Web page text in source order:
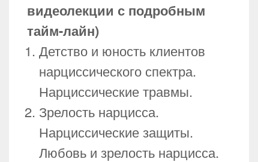
видеолекции с подробным
тайм-лайн)
Детство и юность клиентов
нарциссического спектра.
Нарциссические травмы.
Зрелость нарцисса.
Нарциссические защиты.
Любовь и зрелость нарцисса.